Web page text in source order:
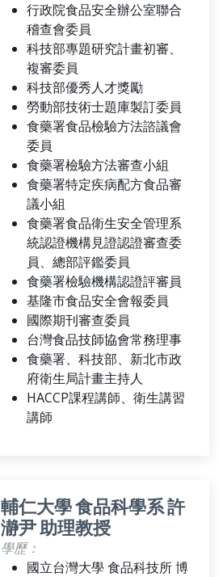
行政院食品安全辦公室聯合
稽查會委員
科技部專題研究計畫初審、
複審委員
科技部優秀人才獎勵
勞動部技術士題庫製訂委員
食藥署食品檢驗方法諮議會
委員
食藥署檢驗方法審查小組
食藥署特定疾病配方食品審
議小組
食藥署食品衛生安全管理系
統認證機構見證認證審查委
員、總部評鑑委員
食藥署檢驗機構認證評審員
基隆市食品安全會報委員
國際期刊審查委員
台灣食品技師協會常務理事
食藥署、科技部、新北市政
府衛生局計畫主持人
HACCP課程講師、衛生講習
講師
輔仁大學 食品科學系 許
瀞尹 助理教授
學歷：
國立台灣大學 食品科技所 博